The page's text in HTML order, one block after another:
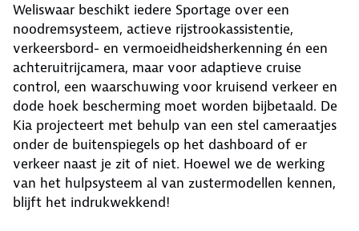
Weliswaar beschikt iedere Sportage over een
noodremsysteem, actieve rijstrookassistentie,
verkeersbord- en vermoeidheidsherkenning én een
achteruitrijcamera, maar voor adaptieve cruise
control, een waarschuwing voor kruisend verkeer en
dode hoek bescherming moet worden bijbetaald. De
Kia projecteert met behulp van een stel cameraatjes
onder de buitenspiegels op het dashboard of er
verkeer naast je zit of niet. Hoewel we de werking
van het hulpsysteem al van zustermodellen kennen,
blijft het indrukwekkend!